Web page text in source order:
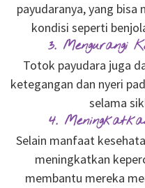
payudaranya, yang
kondisi seperti
3. Mengurangi
Totok payudara juga
ketegangan dan nyeri
selama
4.
Selain manfaat
meningkatkan
membantu mereka